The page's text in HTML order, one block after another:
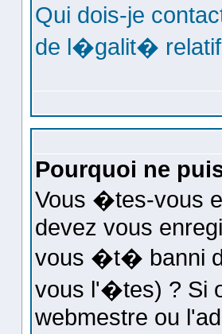
Qui dois-je
de l�galit�
Pourquoi ne
Vous �tes-vous
devez vous
vous �t� banni
vous l'�tes) ? Si
webmestre ou